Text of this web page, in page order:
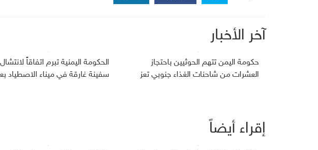
آخر الأخبار
حكومة اليمن تتهم الحوثيين باحتجاز
العشرات من شاحنات الغذاء جنوبي تعز
سفينة غارقة في ميناء الاصطياد
إقراء أيضاً